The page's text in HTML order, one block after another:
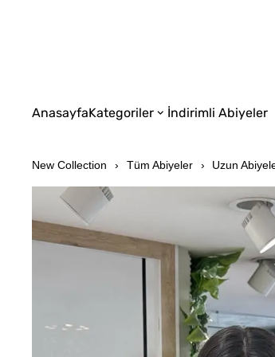
AnasayfaKategoriler İndirimli Abiyeler
New Collection Tüm Abiyeler Uzun